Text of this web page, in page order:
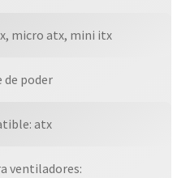
micro atx, mini itx
de poder
atx
ventiladores: